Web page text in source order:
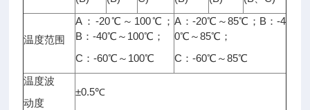
温度范围
A：-20℃～100℃；
B：-40℃～100℃；
C：-60℃～100℃
A：-20℃～85℃；B：-4
0℃～85℃；
C：-60℃～85℃
温度波
动度
±0.5℃